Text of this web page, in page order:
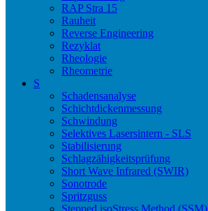
RAP Stra 15
Rauheit
Reverse Engineering
Rezyklat
Rheologie
Rheometrie
S
Schadensanalyse
Schichtdickenmessung
Schwindung
Selektives Lasersintern - SLS
Stabilisierung
Schlagzähigkeitsprüfung
Short Wave Infrared (SWIR)
Sonotrode
Spritzguss
Stepped isoStress Method (SSM)